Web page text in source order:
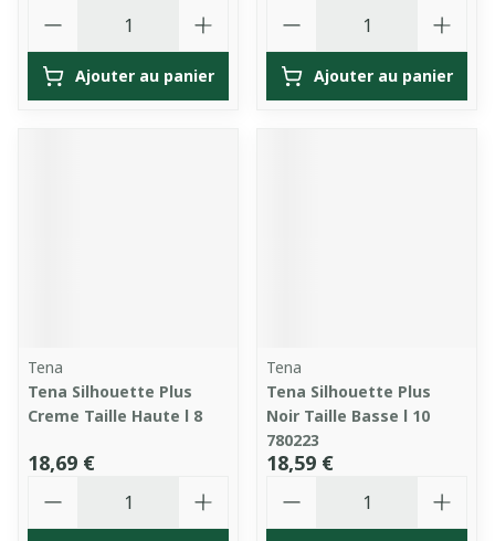
Ajouter au panier Ajouter au panier
Tena
Tena Silhouette Plus
Creme Taille Haute l 8
18,69 €
Tena
Tena Silhouette Plus
Noir Taille Basse l 10
780223
18,59 €